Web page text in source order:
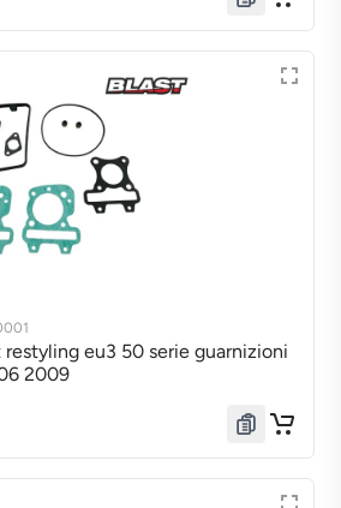
eu3 50 serie guarnizioni
2009